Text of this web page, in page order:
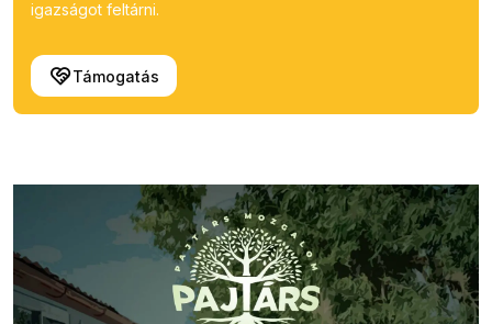
igazságot feltárni.
Támogatás